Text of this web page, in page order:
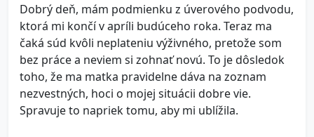
Dobrý deň, mám podmienku z úverového podvodu,
ktorá mi končí v apríli budúceho roka. Teraz ma
čaká súd kvôli neplateniu výživného, pretože som
bez práce a neviem si zohnať novú. To je dôsledok
toho, že ma matka pravidelne dáva na zoznam
nezvestných, hoci o mojej situácii dobre vie.
Spravuje to napriek tomu, aby mi ublížila.